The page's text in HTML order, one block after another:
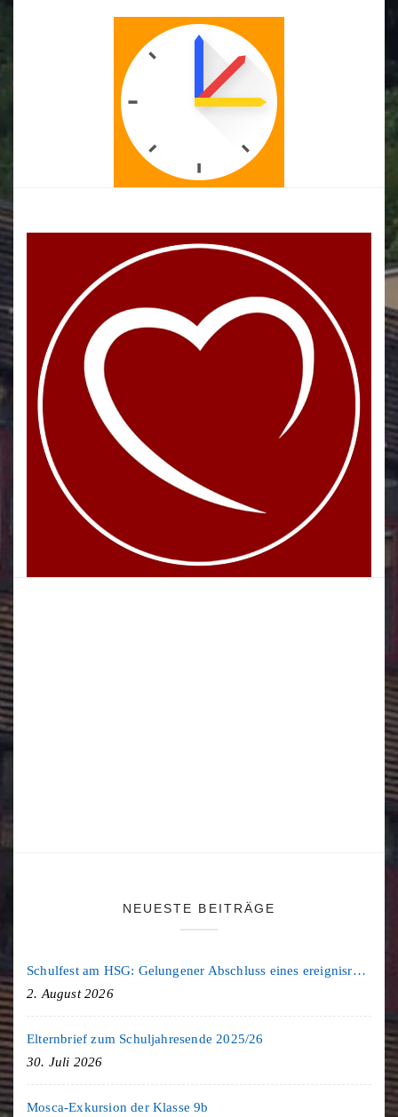
NEUESTE BEITRÄGE
Schulfest am HSG: Gelungener Abschluss eines ereignisreichen Schuljahres
2. August 2026
Elternbrief zum Schuljahresende 2025/26
30. Juli 2026
Mosca-Exkursion der Klasse 9b